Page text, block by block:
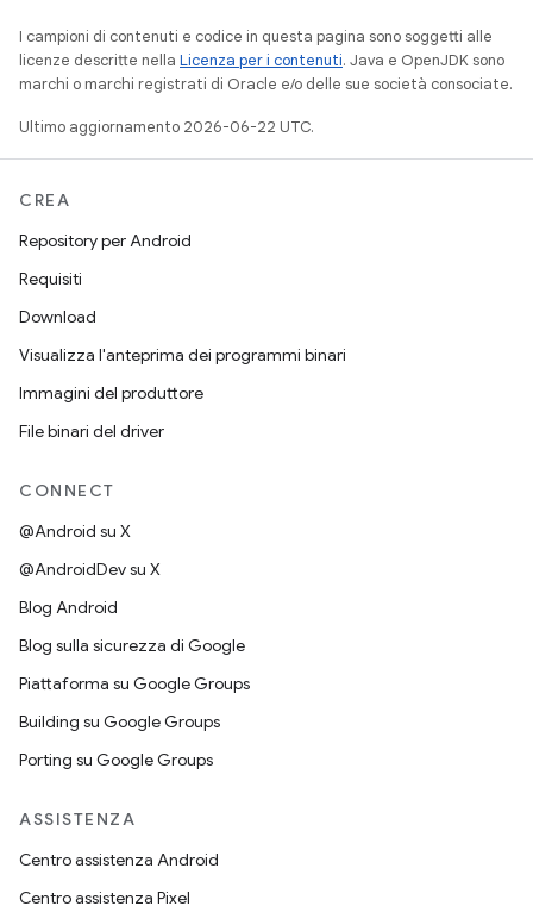
I campioni di contenuti e codice in questa pagina sono soggetti alle
licenze descritte nella Licenza per i contenuti. Java e OpenJDK sono
marchi o marchi registrati di Oracle e/o delle sue società consociate.
Ultimo aggiornamento 2026-06-22 UTC.
CREA
Repository per Android
Requisiti
Download
Visualizza l'anteprima dei programmi binari
Immagini del produttore
File binari del driver
CONNECT
@Android su X
@AndroidDev su X
Blog Android
Blog sulla sicurezza di Google
Piattaforma su Google Groups
Building su Google Groups
Porting su Google Groups
ASSISTENZA
Centro assistenza Android
Centro assistenza Pixel